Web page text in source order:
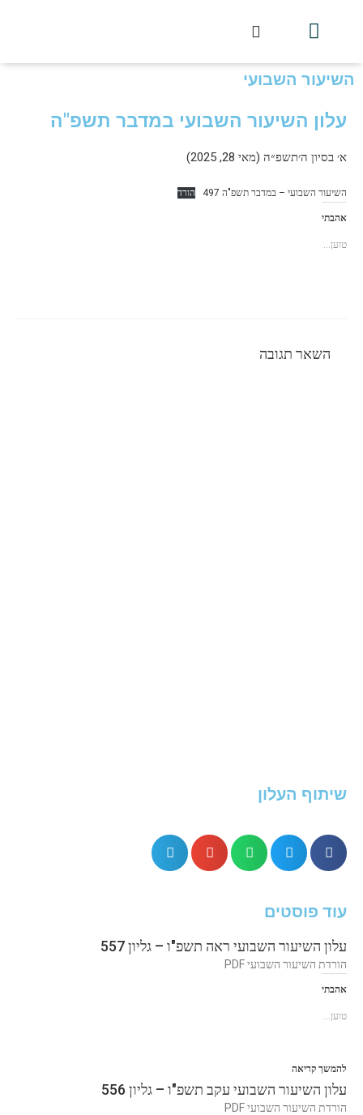
השיעור השבועי
עלון השיעור השבועי במדבר תשפ"ה
א׳ בסיון ה׳תשפ״ה (מאי 28, 2025)
השיעור השבועי – במדבר תשפ"ה 497 הורד
אהבתי
טוען...
השאר תגובה
שיתוף העלון
עוד פוסטים
עלון השיעור השבועי ראה תשפ"ו – גליון 557
הורדת השיעור השבועי PDF
אהבתי
טוען...
להמשך קריאה
עלון השיעור השבועי עקב תשפ"ו – גליון 556
הורדת השיעור השבועי PDF